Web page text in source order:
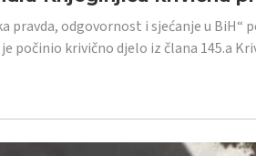
pravda, odgovornost i sjećanje u
počinio krivično djelo iz člana 145.a